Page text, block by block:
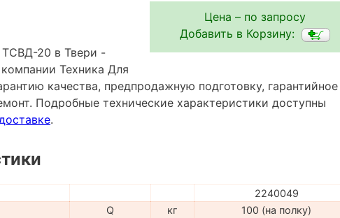
Цена – по запросу
Добавить в Корзину:
ТСВД-20 в Твери -
Техника Для
качества, предпродажную подготовку, гарантийное
Подробные технические характеристики доступны
.
2240049
Q кг
100 (на полку)